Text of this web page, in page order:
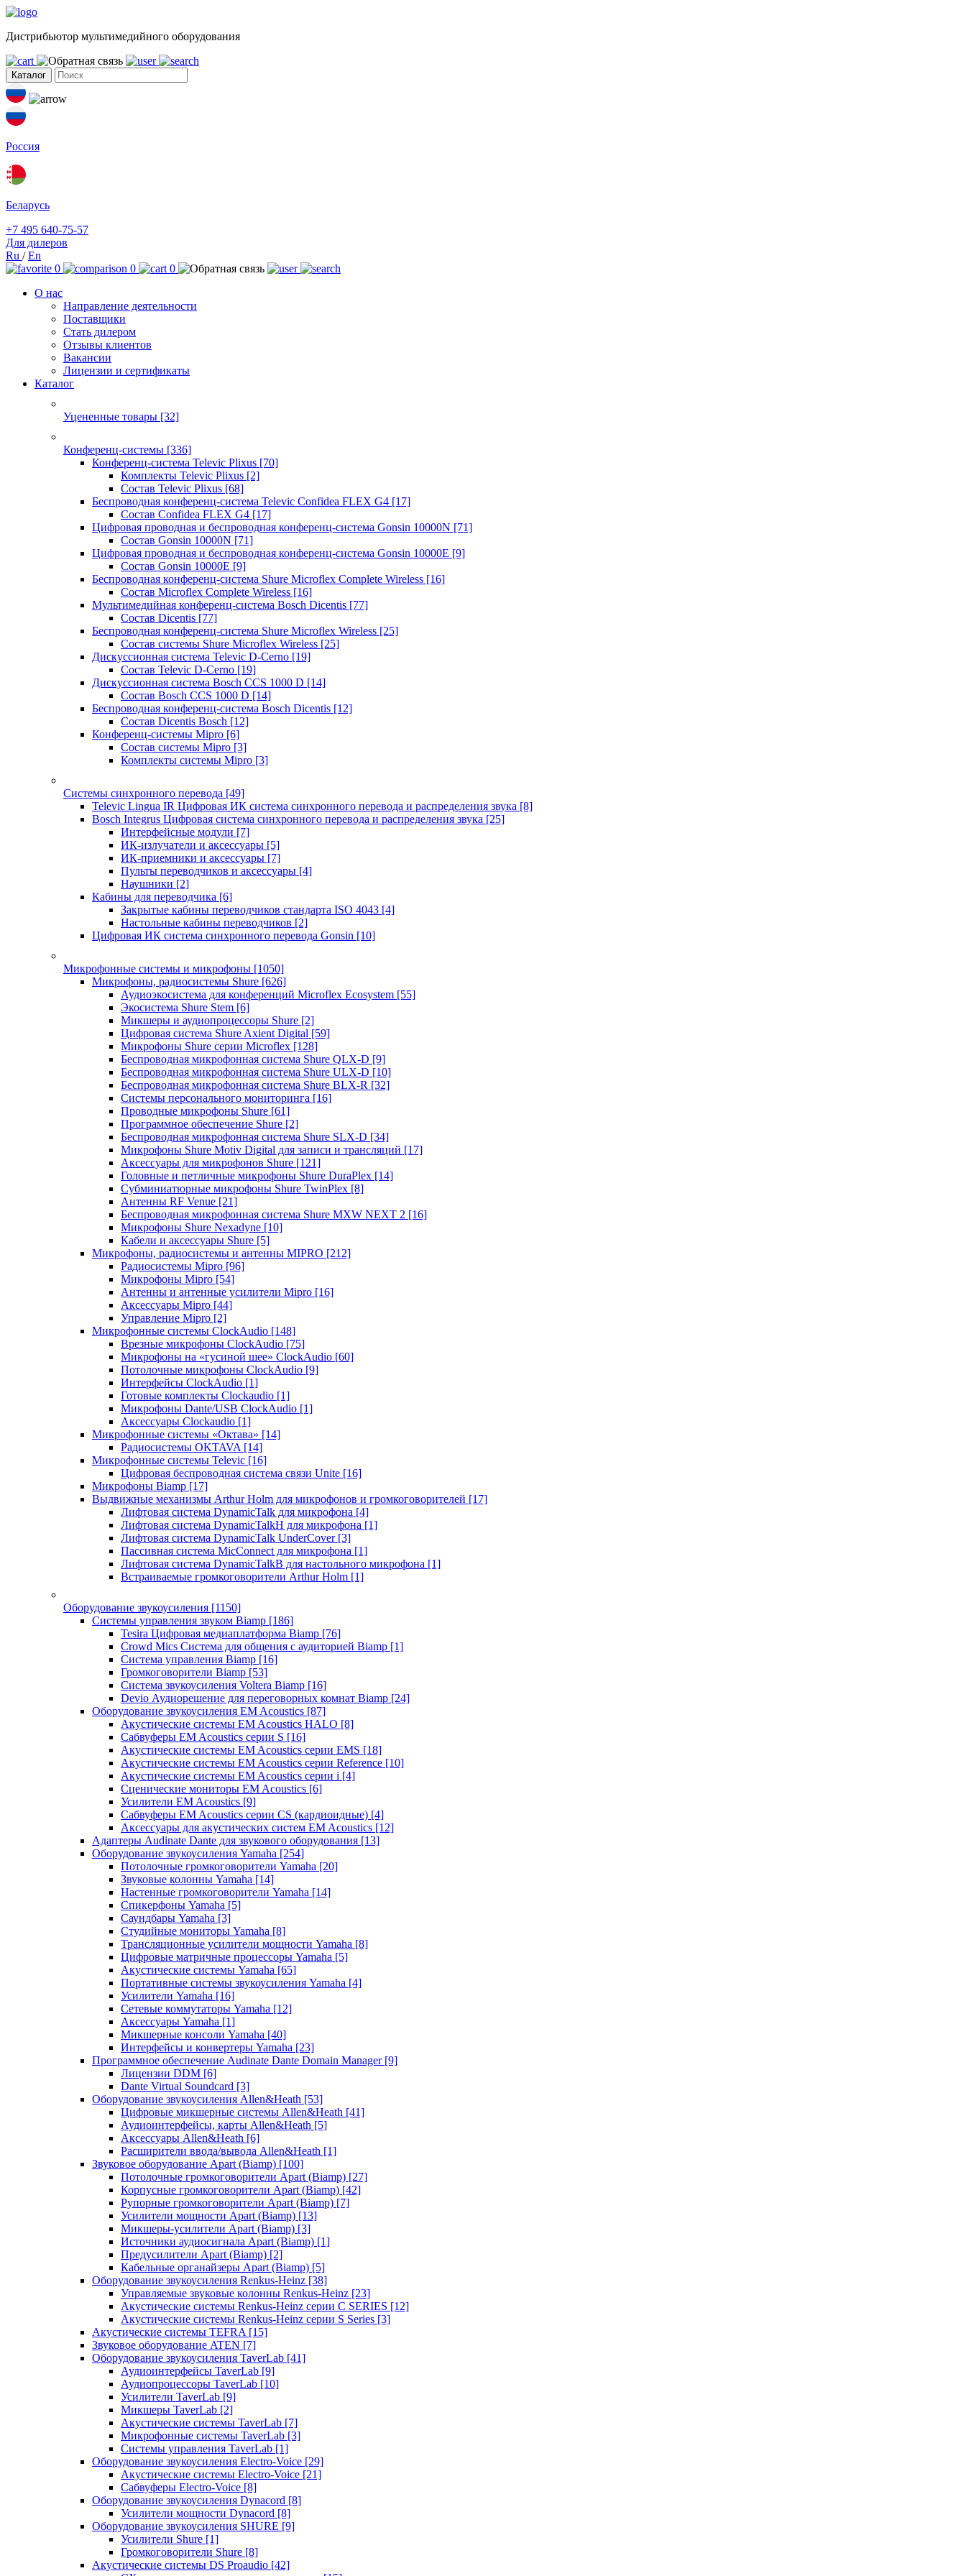
Дистрибьютор мультимедийного оборудования
Каталог
Россия
Беларусь
+7 495 640-75-57
Для дилеров
Ru /En
0
0
0
О нас
Направление деятельности
Поставщики
Стать дилером
Отзывы клиентов
Вакансии
Лицензии и сертификаты
Каталог
Уцененные товары [32]
Конференц-системы [336]
Конференц-система Televic Plixus [70]
Комплекты Televic Plixus [2]
Состав Televic Plixus [68]
Беспроводная конференц-система Televic Confidea FLEX G4 [17]
Состав Confidea FLEX G4 [17]
Цифровая проводная и беспроводная конференц-система Gonsin 10000N [71]
Состав Gonsin 10000N [71]
Цифровая проводная и беспроводная конференц-система Gonsin 10000E [9]
Состав Gonsin 10000E [9]
Беспроводная конференц-система Shure Microflex Complete Wireless [16]
Состав Microflex Complete Wireless [16]
Мультимедийная конференц-система Bosch Dicentis [77]
Состав Dicentis [77]
Беспроводная конференц-система Shure Microflex Wireless [25]
Состав системы Shure Microflex Wireless [25]
Дискуссионная система Televic D-Cerno [19]
Состав Televic D-Cerno [19]
Дискуссионная система Bosch CCS 1000 D [14]
Состав Bosch CCS 1000 D [14]
Беспроводная конференц-система Bosch Dicentis [12]
Состав Dicentis Bosch [12]
Конференц-системы Mipro [6]
Состав системы Mipro [3]
Комплекты системы Mipro [3]
Системы синхронного перевода [49]
Televic Lingua IR Цифровая ИК система синхронного перевода и распределения звука [8]
Bosch Integrus Цифровая система синхронного перевода и распределения звука [25]
Интерфейсные модули [7]
ИК-излучатели и аксессуары [5]
ИК-приемники и аксессуары [7]
Пульты переводчиков и аксессуары [4]
Наушники [2]
Кабины для переводчика [6]
Закрытые кабины переводчиков стандарта ISO 4043 [4]
Настольные кабины переводчиков [2]
Цифровая ИК система синхронного перевода Gonsin [10]
Микрофонные системы и микрофоны [1050]
Микрофоны, радиосистемы Shure [626]
Аудиоэкосистема для конференций Microflex Ecosystem [55]
Экосистема Shure Stem [6]
Микшеры и аудиопроцессоры Shure [2]
Цифровая система Shure Axient Digital [59]
Микрофоны Shure серии Microflex [128]
Беспроводная микрофонная система Shure QLX-D [9]
Беспроводная микрофонная система Shure ULX-D [10]
Беспроводная микрофонная система Shure BLX-R [32]
Системы персонального мониторинга [16]
Проводные микрофоны Shure [61]
Программное обеспечение Shure [2]
Беспроводная микрофонная система Shure SLX-D [34]
Микрофоны Shure Motiv Digital для записи и трансляций [17]
Аксессуары для микрофонов Shure [121]
Головные и петличные микрофоны Shure DuraPlex [14]
Субминиатюрные микрофоны Shure TwinPlex [8]
Антенны RF Venue [21]
Беспроводная микрофонная система Shure MXW NEXT 2 [16]
Микрофоны Shure Nexadyne [10]
Кабели и аксессуары Shure [5]
Микрофоны, радиосистемы и антенны MIPRO [212]
Радиосистемы Mipro [96]
Микрофоны Mipro [54]
Антенны и антенные усилители Mipro [16]
Аксессуары Mipro [44]
Управление Mipro [2]
Микрофонные системы ClockAudio [148]
Врезные микрофоны ClockAudio [75]
Микрофоны на «гусиной шее» ClockAudio [60]
Потолочные микрофоны ClockAudio [9]
Интерфейсы ClockAudio [1]
Готовые комплекты Clockaudio [1]
Микрофоны Dante/USB ClockAudio [1]
Аксессуары Clockaudio [1]
Микрофонные системы «Октава» [14]
Радиосистемы OKTAVA [14]
Микрофонные системы Televic [16]
Цифровая беспроводная система связи Unite [16]
Микрофоны Biamp [17]
Выдвижные механизмы Arthur Holm для микрофонов и громкоговорителей [17]
Лифтовая система DynamicTalk для микрофона [4]
Лифтовая система DynamicTalkH для микрофона [1]
Лифтовая система DynamicTalk UnderCover [3]
Пассивная система MicConnect для микрофона [1]
Лифтовая система DynamicTalkB для настольного микрофона [1]
Встраиваемые громкоговорители Arthur Holm [1]
Оборудование звукоусиления [1150]
Системы управления звуком Biamp [186]
Tesira Цифровая медиаплатформа Biamp [76]
Crowd Mics Система для общения с аудиторией Biamp [1]
Система управления Biamp [16]
Громкоговорители Biamp [53]
Система звукоусиления Voltera Biamp [16]
Devio Аудиорешение для переговорных комнат Biamp [24]
Оборудование звукоусиления EM Acoustics [87]
Акустические системы EM Acoustics HALO [8]
Сабвуферы EM Acoustics серии S [16]
Акустические системы EM Acoustics серии EMS [18]
Акустические системы EM Acoustics серии Reference [10]
Акустические системы EM Acoustics серии i [4]
Сценические мониторы EM Acoustics [6]
Усилители EM Acoustics [9]
Сабвуферы EM Acoustics серии CS (кардиоидные) [4]
Аксессуары для акустических систем EM Acoustics [12]
Адаптеры Audinate Dante для звукового оборудования [13]
Оборудование звукоусиления Yamaha [254]
Потолочные громкоговорители Yamaha [20]
Звуковые колонны Yamaha [14]
Настенные громкоговорители Yamaha [14]
Спикерфоны Yamaha [5]
Саундбары Yamaha [3]
Студийные мониторы Yamaha [8]
Трансляционные усилители мощности Yamaha [8]
Цифровые матричные процессоры Yamaha [5]
Акустические системы Yamaha [65]
Портативные системы звукоусиления Yamaha [4]
Усилители Yamaha [16]
Сетевые коммутаторы Yamaha [12]
Аксессуары Yamaha [1]
Микшерные консоли Yamaha [40]
Интерфейсы и конвертеры Yamaha [23]
Программное обеспечение Audinate Dante Domain Manager [9]
Лицензии DDM [6]
Dante Virtual Soundcard [3]
Оборудование звукоусиления Allen&Heath [53]
Цифровые микшерные системы Allen&Heath [41]
Аудиоинтерфейсы, карты Allen&Heath [5]
Аксессуары Allen&Heath [6]
Расширители ввода/вывода Allen&Heath [1]
Звуковое оборудование Apart (Biamp) [100]
Потолочные громкоговорители Apart (Biamp) [27]
Корпусные громкоговорители Apart (Biamp) [42]
Рупорные громкоговорители Apart (Biamp) [7]
Усилители мощности Apart (Biamp) [13]
Микшеры-усилители Apart (Biamp) [3]
Источники аудиосигнала Apart (Biamp) [1]
Предусилители Apart (Biamp) [2]
Кабельные органайзеры Apart (Biamp) [5]
Оборудование звукоусиления Renkus-Heinz [38]
Управляемые звуковые колонны Renkus-Heinz [23]
Акустические системы Renkus-Heinz серии C SERIES [12]
Акустические системы Renkus-Heinz серии S Series [3]
Акустические системы TEFRA [15]
Звуковое оборудование ATEN [7]
Оборудование звукоусиления TaverLab [41]
Аудиоинтерфейсы TaverLab [9]
Аудиопроцессоры TaverLab [10]
Усилители TaverLab [9]
Микшеры TaverLab [2]
Акустические системы TaverLab [7]
Микрофонные системы TaverLab [3]
Системы управления TaverLab [1]
Оборудование звукоусиления Electro-Voice [29]
Акустические системы Electro-Voice [21]
Сабвуферы Electro-Voice [8]
Оборудование звукоусиления Dynacord [8]
Усилители мощности Dynacord [8]
Оборудование звукоусиления SHURE [9]
Усилители Shure [1]
Громкоговорители Shure [8]
Акустические системы DS Proaudio [42]